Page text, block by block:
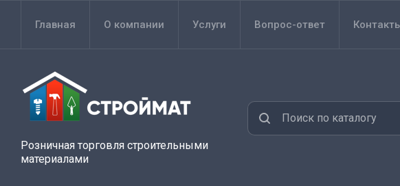
Главная О компании Услуги Вопрос-ответ
Розничная торговля строительными
материалами